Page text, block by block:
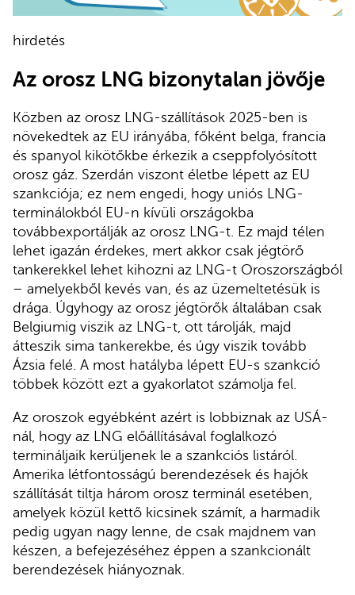
hirdetés
Az orosz LNG bizonytalan jövője
Közben az orosz LNG-szállítások 2025-ben is
növekedtek az EU irányába, főként belga, francia
és spanyol kikötőkbe érkezik a cseppfolyósított
orosz gáz. Szerdán viszont életbe lépett az EU
szankciója; ez nem engedi, hogy uniós LNG-
terminálokból EU-n kívüli országokba
továbbexportálják az orosz LNG-t. Ez majd télen
lehet igazán érdekes, mert akkor csak jégtörő
tankerekkel lehet kihozni az LNG-t Oroszországból
– amelyekből kevés van, és az üzemeltetésük is
drága. Úgyhogy az orosz jégtörők általában csak
Belgiumig viszik az LNG-t, ott tárolják, majd
átteszik sima tankerekbe, és úgy viszik tovább
Ázsia felé. A most hatályba lépett EU-s szankció
többek között ezt a gyakorlatot számolja fel.
Az oroszok egyébként azért is lobbiznak az USÁ-
nál, hogy az LNG előállításával foglalkozó
termináljaik kerüljenek le a szankciós listáról.
Amerika létfontosságú berendezések és hajók
szállítását tiltja három orosz terminál esetében,
amelyek közül kettő kicsinek számít, a harmadik
pedig ugyan nagy lenne, de csak majdnem van
készen, a befejezéséhez éppen a szankcionált
berendezések hiányoznak.